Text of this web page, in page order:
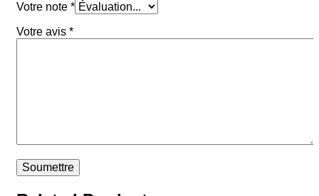
Votre note *
Votre avis *